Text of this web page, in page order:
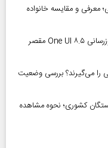
و مقایسه خانواده
بحران باتری در گوشی‌های سامسونگ؛ آیا به‌روزرسانی One UI ۸.۵ مقصر
را می‌گیرند؟ بررسی وضعیت
بازنشستگان کشوری؛ نحوه مشاهده